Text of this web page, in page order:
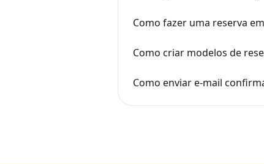
Como fazer uma reserva
Como criar modelos de
Como enviar e-mail